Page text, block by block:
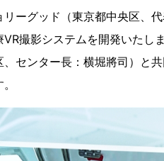
ーグッド（東京都中央区、
VR撮影システムを開発いたし
、センター長：横堀將司）と